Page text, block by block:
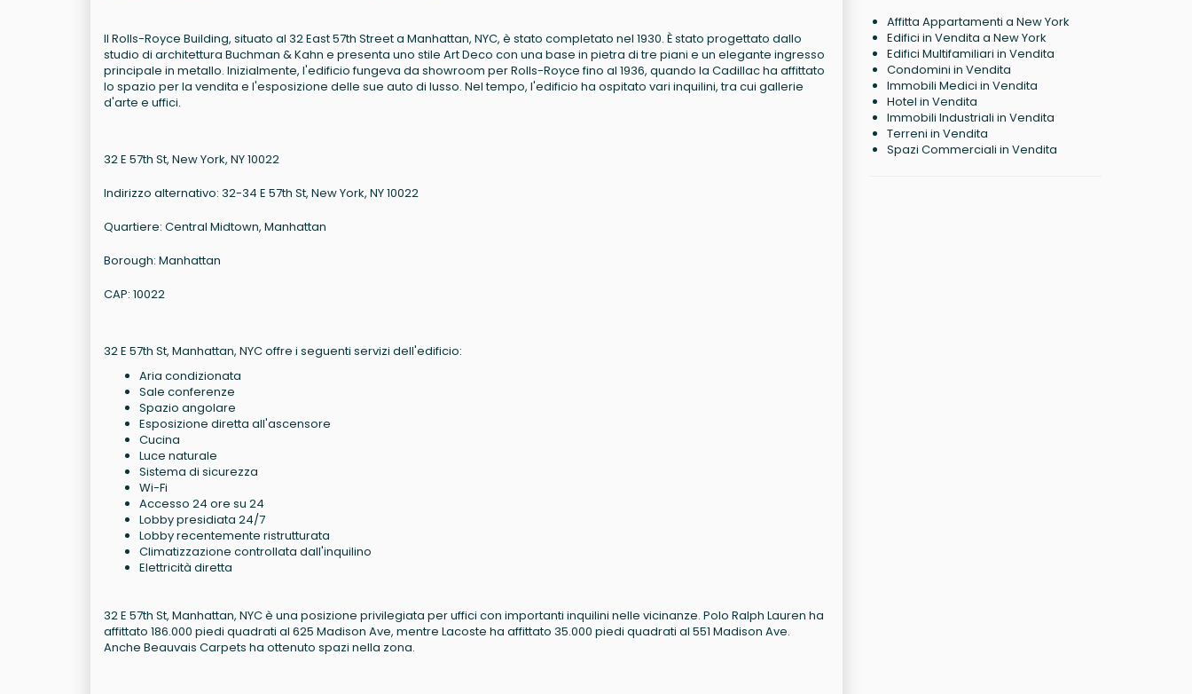
Il Rolls-Royce Building, situato al 32 East 57th Street a Manhattan, NYC, è stato completato nel 1930. È stato progettato dallo
studio di architettura Buchman & Kahn e presenta uno stile Art Deco con una base in pietra di tre piani e un elegante ingresso
principale in metallo. Inizialmente, l'edificio fungeva da showroom per Rolls-Royce fino al 1936, quando la Cadillac ha affittato
lo spazio per la vendita e l'esposizione delle sue auto di lusso. Nel tempo, l'edificio ha ospitato vari inquilini, tra cui gallerie
d'arte e uffici.
32 E 57th St, New York, NY 10022
Indirizzo alternativo: 32-34 E 57th St, New York, NY 10022
Quartiere: Central Midtown, Manhattan
Borough: Manhattan
CAP: 10022
32 E 57th St, Manhattan, NYC offre i seguenti servizi dell'edificio:
Aria condizionata
Sale conferenze
Spazio angolare
Esposizione diretta all'ascensore
Cucina
Luce naturale
Sistema di sicurezza
Wi-Fi
Accesso 24 ore su 24
Lobby presidiata 24/7
Lobby recentemente ristrutturata
Climatizzazione controllata dall'inquilino
Elettricità diretta
32 E 57th St, Manhattan, NYC è una posizione privilegiata per uffici con importanti inquilini nelle vicinanze. Polo Ralph Lauren ha
affittato 186.000 piedi quadrati al 625 Madison Ave, mentre Lacoste ha affittato 35.000 piedi quadrati al 551 Madison Ave.
Anche Beauvais Carpets ha ottenuto spazi nella zona.
Affitta Appartamenti a New York
Edifici in Vendita a New York
Edifici Multifamiliari in Vendita
Condomini in Vendita
Immobili Medici in Vendita
Hotel in Vendita
Immobili Industriali in Vendita
Terreni in Vendita
Spazi Commerciali in Vendita